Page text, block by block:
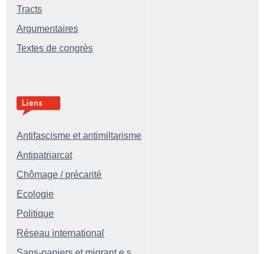
Tracts
Argumentaires
Textes de congrès
Antifascisme et antimiltarisme
Antipatriarcat
Chômage / précarité
Ecologie
Politique
Réseau international